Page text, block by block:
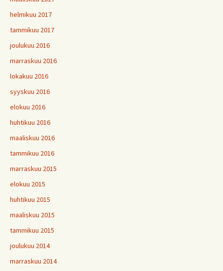
helmikuu 2017
tammikuu 2017
joulukuu 2016
marraskuu 2016
lokakuu 2016
syyskuu 2016
elokuu 2016
huhtikuu 2016
maaliskuu 2016
tammikuu 2016
marraskuu 2015
elokuu 2015
huhtikuu 2015
maaliskuu 2015
tammikuu 2015
joulukuu 2014
marraskuu 2014